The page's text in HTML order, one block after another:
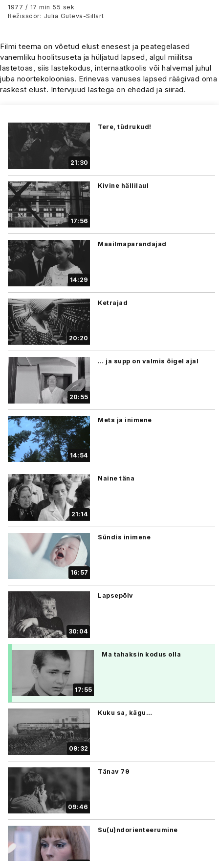
1977 / 17 min 55 sek
Režissöör: Julia Guteva-Sillart
Filmi teema on võetud elust enesest ja peategelased
vanemliku hoolitsuseta ja hüljatud lapsed, algul miilitsa
lastetoas, siis lastekodus, internaatkoolis või halvemal juhul
juba noortekoloonias. Erinevas vanuses lapsed räägivad oma
raskest elust. Intervjuud lastega on ehedad ja siirad.
21:30
Tere, tüdrukud!
17:56
Kivine hällilaul
14:29
Maailmaparandajad
20:20
Ketrajad
20:55
… ja supp on valmis õigel ajal
14:54
Mets ja inimene
21:14
Naine täna
16:57
Sündis inimene
30:04
Lapsepõlv
17:55
Ma tahaksin kodus olla
09:32
Kuku sa, kägu…
09:46
Tänav 79
Su(u)ndorienteerumine